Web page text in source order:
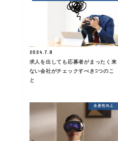
2024.7.8
求人を出しても応募者がまったく来
ない会社がチェックすべき5つのこ
と
生産性向上